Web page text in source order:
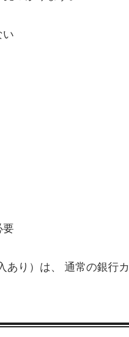
い
要
あり）は、 通常の銀行カ